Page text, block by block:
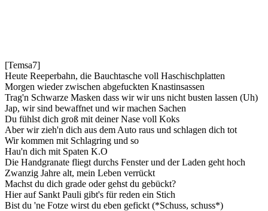
[Temsa7]
Heute Reeperbahn, die Bauchtasche voll Haschischplatten
Morgen wieder zwischen abgefuckten Knastinsassen
Trag'n Schwarze Masken dass wir wir uns nicht busten lassen (Uh)
Jap, wir sind bewaffnet und wir machen Sachen
Du fühlst dich groß mit deiner Nase voll Koks
Aber wir zieh'n dich aus dem Auto raus und schlagen dich tot
Wir kommen mit Schlagring und so
Hau'n dich mit Spaten K.O
Die Handgranate fliegt durchs Fenster und der Laden geht hoch
Zwanzig Jahre alt, mein Leben verrückt
Machst du dich grade oder gehst du gebückt?
Hier auf Sankt Pauli gibt's für reden ein Stich
Bist du 'ne Fotze wirst du eben gefickt (*Schuss, schuss*)